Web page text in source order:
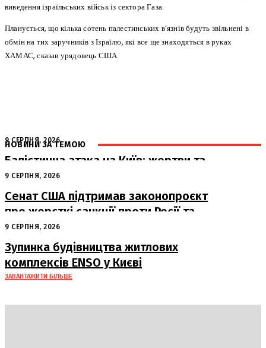
виведення ізраїльських військ із сектора Газа.
Планується, що кілька сотень палестинських в’язнів будуть звільнені в
обмін на тих заручників з Ізраїлю, які все ще знаходяться в руках
ХАМАС, сказав урядовець США.
НОВИНИ ЗА ТЕМОЮ
9 СЕРПНЯ, 2026
Балістична атака на Київ: жертви та
руйнування
9 СЕРПНЯ, 2026
Сенат США підтримав законопроєкт
про жорсткі санкції проти Росії та
Ірану
9 СЕРПНЯ, 2026
Зупинка будівництва житлових
комплексів ENSO у Києві
ЗАВАНТАЖИТИ БІЛЬШЕ